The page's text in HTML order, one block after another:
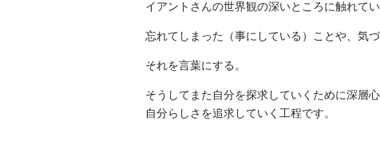
イアントさんの世界観の深いところに触れてい
忘れてしまった（事にしている）ことや、気
それを言葉にする。
そうしてまた自分を探求していくために深層
自分らしさを追求していく工程です。